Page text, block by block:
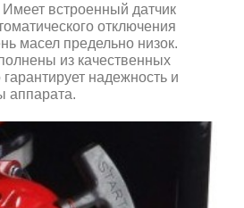
встроенный датчик
отключения
масел предельно низок.
из качественных
надежность и
аппарата.